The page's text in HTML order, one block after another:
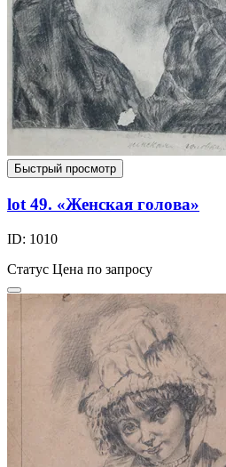
Быстрый просмотр
lot 49. «Женская голова»
ID: 1010
Статус Цена по запросу